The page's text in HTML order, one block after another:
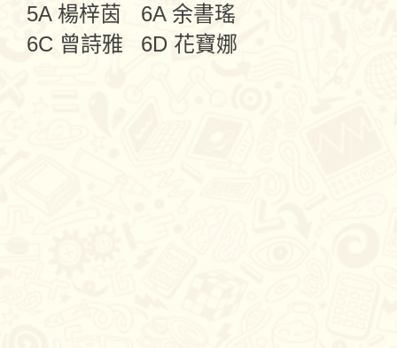
5A 楊梓茵 6A 余書瑤
6C 曾詩雅
6D 花寶娜